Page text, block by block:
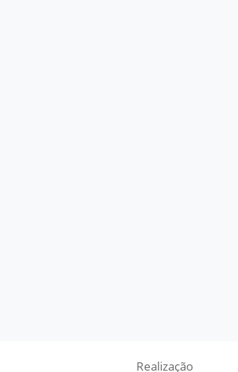
Realização